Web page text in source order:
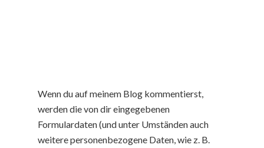
Wenn du auf meinem Blog kommentierst,
werden die von dir eingegebenen
Formulardaten (und unter Umständen auch
weitere personenbezogene Daten, wie z. B.